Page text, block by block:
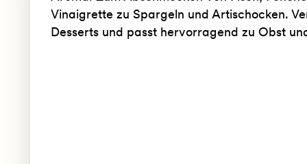
Vinaigrette zu Spargeln und Artischocken.
Desserts und passt hervorragend zu Obst